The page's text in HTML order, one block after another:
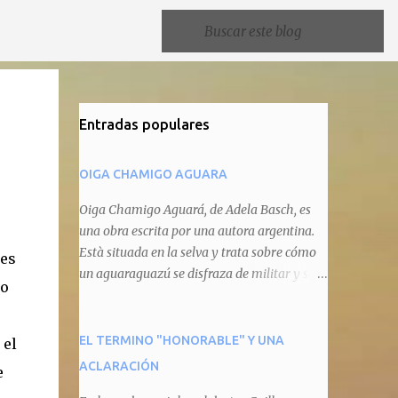
el
Entradas populares
OIGA CHAMIGO AGUARA
Oiga Chamigo Aguará, de Adela Basch, es
una obra escrita por una autora argentina.
Està situada en la selva y trata sobre cómo
un aguaraguazú se disfraza de militar y se
animal que pretenda circular por ahí. En
primera instancia aparece Teteu, el tero,
EL TERMINO "HONORABLE" Y UNA
ACLARACIÓN